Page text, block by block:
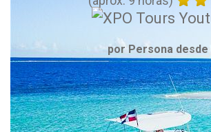
por Persona desde